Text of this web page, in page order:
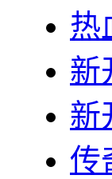
热
新
新
传